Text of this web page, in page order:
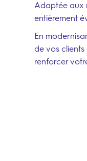
Adaptée aux
entièrement
En
de vos clients
renforcer